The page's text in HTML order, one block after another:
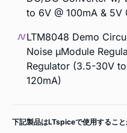
to 6V @ 100mA & 5V
LTM8048 Demo
Noise µModule
Regulator (3.5-30V
120mA)
下記製品はLTspiceで使用するこ